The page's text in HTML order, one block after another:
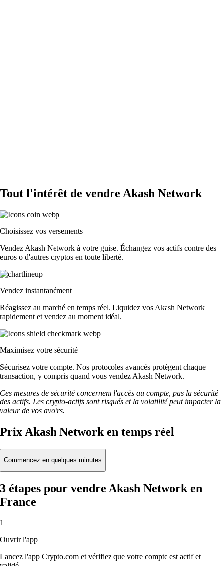
Tout l'intérêt de vendre Akash Network
Choisissez vos versements
Vendez Akash Network à votre guise. Échangez vos actifs contre des
euros o d'autres cryptos en toute liberté.
Vendez instantanément
Réagissez au marché en temps réel. Liquidez vos Akash Network
rapidement et vendez au moment idéal.
Maximisez votre sécurité
Sécurisez votre compte. Nos protocoles avancés protègent chaque
transaction, y compris quand vous vendez Akash Network.
Ces mesures de sécurité concernent l'accès au compte, pas la sécurité
des actifs. Les crypto-actifs sont risqués et la volatilité peut impacter la
valeur de vos avoirs.
Prix Akash Network en temps réel
Commencez en quelques minutes
3 étapes pour vendre Akash Network en
France
1
Ouvrir l'app
Lancez l'app Crypto.com et vérifiez que votre compte est actif et